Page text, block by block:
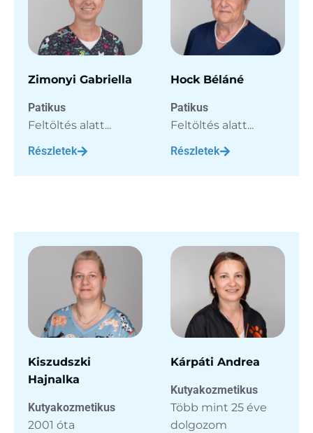
Zimonyi Gabriella
Patikus
Feltöltés alatt...
Részletek
Hock Béláné
Patikus
Feltöltés alatt...
Részletek
Kiszudszki
Hajnalka
Kutyakozmetikus
2001 óta
Kárpáti Andrea
Kutyakozmetikus
Több mint 25 éve
dolgozom